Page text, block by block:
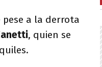
a la derrota
, quien se